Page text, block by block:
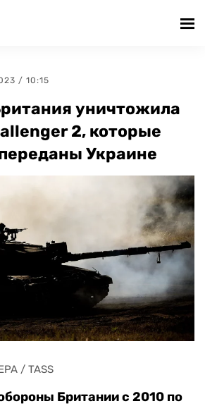
/ 10:15
уничтожила
2, которые
Украине
/ TASS
Британии с 2010 по